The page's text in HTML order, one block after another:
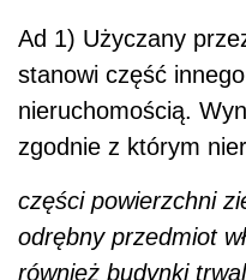
Ad 1) Użyczany
stanowi część
nieruchomością.
zgodnie z którym
części powierzchni
odrębny przedmiot
również budynki